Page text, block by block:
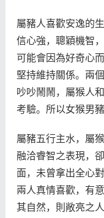
屬豬人喜歡安逸的
信心強，聰穎機智
可能會因為好奇心
堅持維持關係。兩
吵吵鬧鬧，屬猴人
考驗。所以女猴男
屬豬五行主水，屬
融洽睿智之表現，
面，未曾拿出全心
兩人真情喜歡，有
其自然，則敞亮之